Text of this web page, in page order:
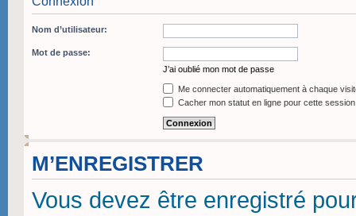
Nom d’utilisateur:
Mot de passe:
J’ai oublié mon mot de passe
Me connecter automatiquement à chaque
Cacher mon statut en ligne pour cette session
M’ENREGISTRER
Vous devez être enregistré